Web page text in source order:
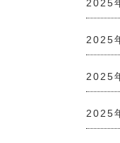
2025
2025
2025
2025